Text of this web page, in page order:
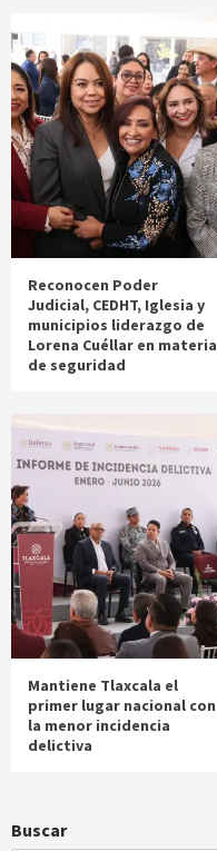
Reconocen Poder
Judicial, CEDHT, Iglesia y
municipios liderazgo de
Lorena Cuéllar en materia
de seguridad
Mantiene Tlaxcala el
primer lugar nacional con
la menor incidencia
delictiva
Buscar